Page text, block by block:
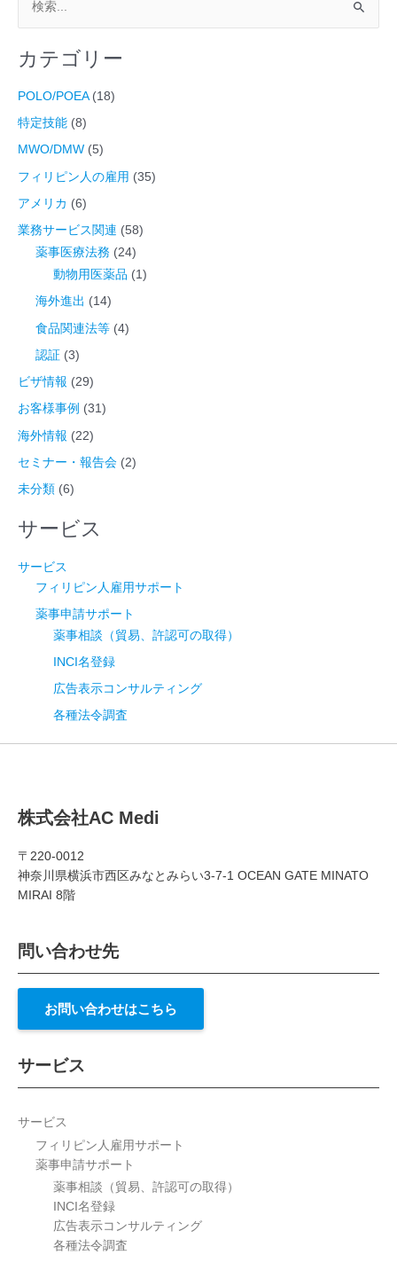
対
カテゴリー
POLO/POEA(18)
特定技能 (8)
MWO/DMW (5)
フィリピン人の雇用 (35)
アメリカ (6)
業務サービス関連 (58)
薬事医療法務 (24)
動物用医薬品 (1)
海外進出 (14)
食品関連法等 (4)
認証 (3)
ビザ情報 (29)
お客様事例 (31)
海外情報 (22)
セミナー・報告会 (2)
未分類 (6)
サービス
サービス
フィリピン人雇用サポート
薬事申請サポート
薬事相談（貿易、許認可の取得）
INCI名登録
広告表示コンサルティング
各種法令調査
株式会社AC Medi
〒220-0012
神奈川県横浜市西区みなとみらい3-7-1 OCEAN GATE MINATO
MIRAI 8階
問い合わせ先
お問い合わせはこちら
サービス
サービス
フィリピン人雇用サポート
薬事申請サポート
薬事相談（貿易、許認可の取得）
INCI名登録
広告表示コンサルティング
各種法令調査